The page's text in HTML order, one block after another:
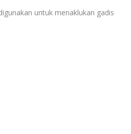
untuk menaklukan gadis